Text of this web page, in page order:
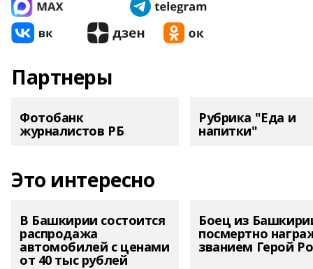
Партнеры
Фотобанк
журналистов РБ
Рубрика "Еда и
напитки"
Это интересно
В Башкирии состоится
распродажа
автомобилей с ценами
от 40 тыс рублей
Боец из
посмертно
званием Герой